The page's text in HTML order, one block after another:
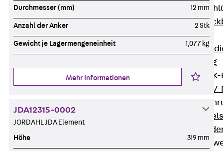
Zurück
FERBOX®
GFK-Bewehrung
Zurück
FIBERNOX®
Durchmesser (mm) 12 mm
Anzahl der Anker 2 Stk
Gewicht je Lagermengeneinheit 1,077 kg
Mehr Informationen
JDA12315-0002
JORDAHL JDA Element
Höhe 319 mm